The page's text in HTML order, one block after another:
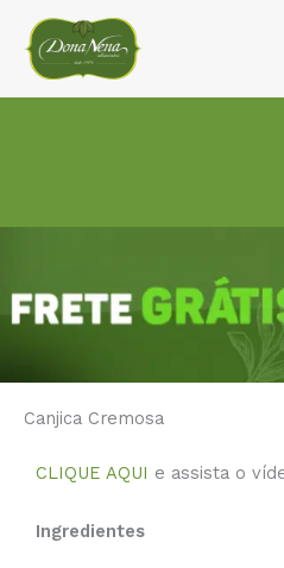
para
conteúdo
Canjica Cremosa
CLIQUE AQUI e assista o
Ingredientes